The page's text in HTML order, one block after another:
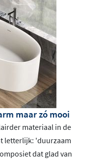
maar zó mooi
materiaal in de
letterlijk: 'duurzaam
dat glad van